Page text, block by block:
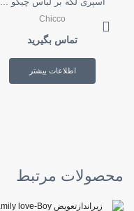
Chicco
تماس بگیرید
اطلاعات بیشتر
محصولات مرتبط